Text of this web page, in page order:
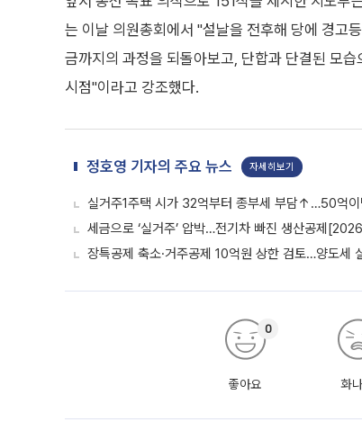
는 이날 의원총회에서 "설날을 전후해 당에 경고
금까지의 과정을 되돌아보고, 단합과 단결된 모
시점"이라고 강조했다.
정호영 기자의 주요 뉴스 자세히보기
실거주1주택 시가 32억부터 종부세 부담↑…50
세금으로 ‘실거주’ 압박…전기차 빠진 생산공제
장특공제 축소·거주공제 10억원 상한 검토…양도세
좋아요
0
화